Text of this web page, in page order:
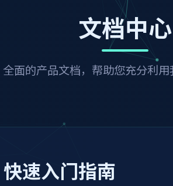
文档中心
全面的产品文档，帮助您充分利
快速入门指南